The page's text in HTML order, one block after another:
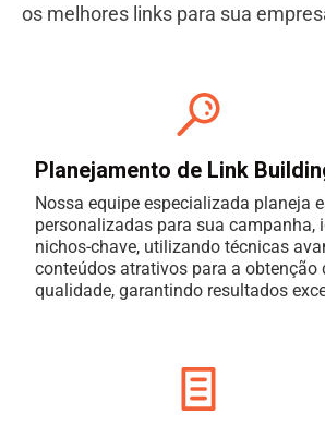
os melhores links para sua
Planejamento de Link
Nossa equipe especializada planeja
personalizadas para sua campanha,
nichos-chave, utilizando técnicas
conteúdos atrativos para a obtenção
qualidade, garantindo resultados